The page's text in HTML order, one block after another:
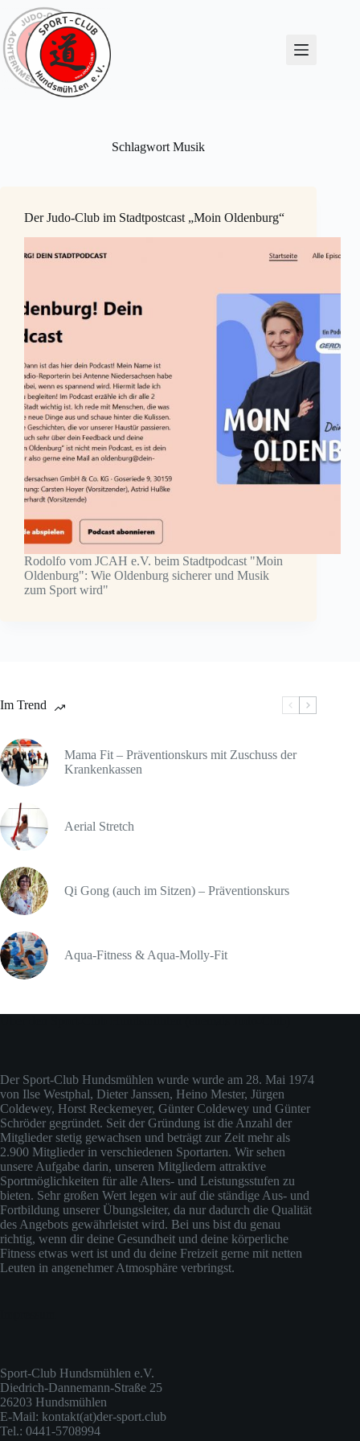
Inhalt
springen
Schlagwort Musik
Der Judo-Club im Stadtpostcast „Moin Oldenburg“
Rodolfo vom JCAH e.V. beim Stadtpodcast "Moin
Oldenburg": Wie Oldenburg sicherer und Musik
zum Sport wird"
Im Trend
Mama Fit – Präventionskurs mit Zuschuss der
Krankenkassen
Aerial Stretch
Qi Gong (auch im Sitzen) – Präventionskurs
Aqua-Fitness & Aqua-Molly-Fit
Der Sport-Club Hundsmühlen wurde wurde am 28. Mai 1974
von Ilse Westphal, Dieter Janssen, Heino Mester, Jürgen
Coldewey, Horst Reckemeyer, Günter Coldewey und Günter
Schröder gegründet. Seit der Gründung ist die Anzahl der
Mitglieder stetig gewachsen und beträgt zur Zeit mehr als
2.900 Mitglieder in verschiedenen Sportarten. Wir sehen
unsere Aufgabe darin, unseren Mitgliedern attraktive
Sportmöglichkeiten für alle Alters- und Leistungsstufen zu
bieten. Sehr großen Wert legen wir auf die ständige Aus- und
Fortbildung unserer Übungsleiter, da nur dadurch die Qualität
des Angebots gewährleistet wird. Bei uns bist du genau
richtig, wenn dir deine Gesundheit und deine körperliche
Fitness etwas wert ist und du deine Freizeit gerne mit netten
Leuten in angenehmer Atmosphäre verbringst.
Sport-Club Hundsmühlen e.V.
Diedrich-Dannemann-Straße 25
26203 Hundsmühlen
E-Mail: kontakt(at)der-sport.club
Tel.: 0441-5708994